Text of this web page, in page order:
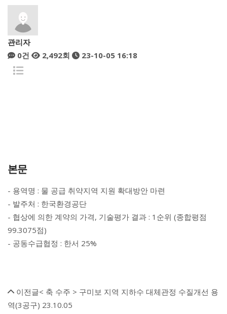
관리자
0건
2,492회 23-10-05 16:18
본문
- 용역명 : 물 공급 취약지역 지원 확대방안 마련
- 발주처 : 한국환경공단
- 협상에 의한 계약의 가격, 기술평가 결과 : 1순위 (종합평점
99.3075점)
- 공동수급협정 : 한서 25%
이전글< 축 수주 > 구미보 지역 지하수 대체관정 수질개선 용
역(3공구) 23.10.05